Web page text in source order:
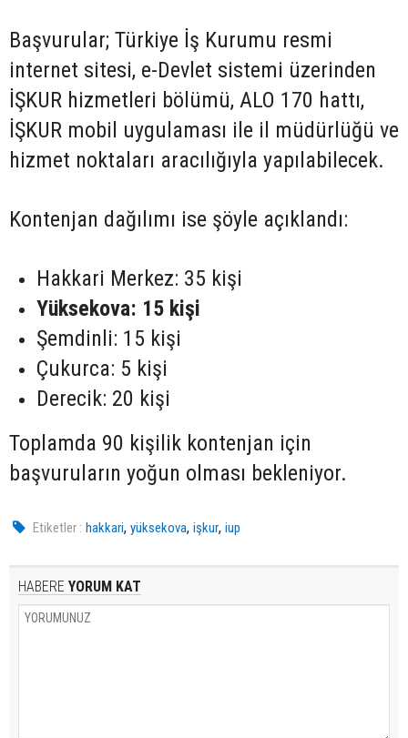
Başvurular; Türkiye İş Kurumu resmi
internet sitesi, e-Devlet sistemi üzerinden
İŞKUR hizmetleri bölümü, ALO 170 hattı,
İŞKUR mobil uygulaması ile il müdürlüğü ve
hizmet noktaları aracılığıyla yapılabilecek.
Kontenjan dağılımı ise şöyle açıklandı:
Hakkari Merkez: 35 kişi
Yüksekova: 15 kişi
Şemdinli: 15 kişi
Çukurca: 5 kişi
Derecik: 20 kişi
Toplamda 90 kişilik kontenjan için
başvuruların yoğun olması bekleniyor.
Etiketler : hakkari,yüksekova,işkur,iup
HABERE YORUM KAT